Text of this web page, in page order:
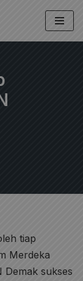
tiap
Merdeka
Demak sukses